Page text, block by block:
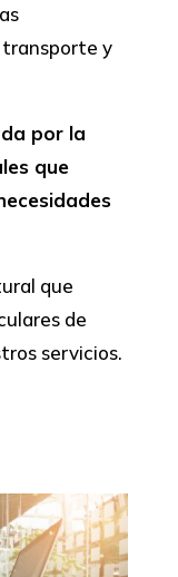
transporte y
por la
que
que
de
servicios.